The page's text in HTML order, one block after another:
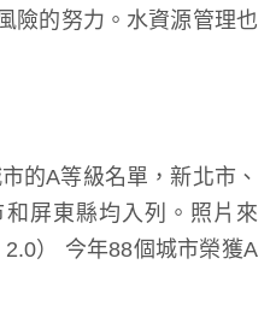
險的努力。水資源管理也
的A等級名單，新北市、
屏東縣均入列。照片來
） 今年88個城市榮獲A